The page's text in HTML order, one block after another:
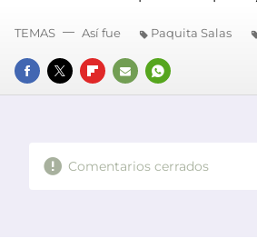
FACEBOOK
TWITTERFLIPBOARD
E-
WHATSAPP
TEMAS Así fue Paquita Salas
Comentarios cerrados